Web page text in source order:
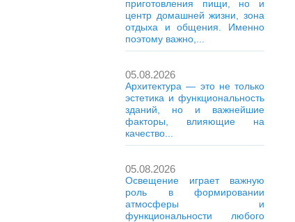
приготовления пищи, но и
центр домашней жизни, зона
отдыха и общения. Именно
поэтому важно,...
05.08.2026
Архитектура — это не только
эстетика и функциональность
зданий, но и важнейшие
факторы, влияющие на
качество...
05.08.2026
Освещение играет важную
роль в формировании
атмосферы и
функциональности любого